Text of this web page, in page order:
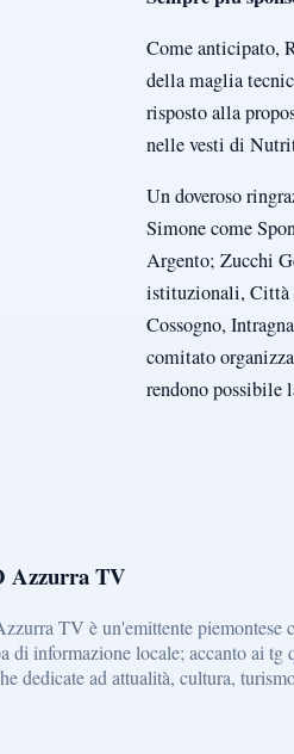
Come anticipato,
della maglia
risposto alla
nelle vesti di
Un doveroso
Simone come
Argento; Zucchi
istituzionali, Città
Cossogno,
comitato
rendono possibile
Azzurra TV
TV è un'emittente piemontese
di informazione locale; accanto ai tg
dedicate ad attualità, cultura,